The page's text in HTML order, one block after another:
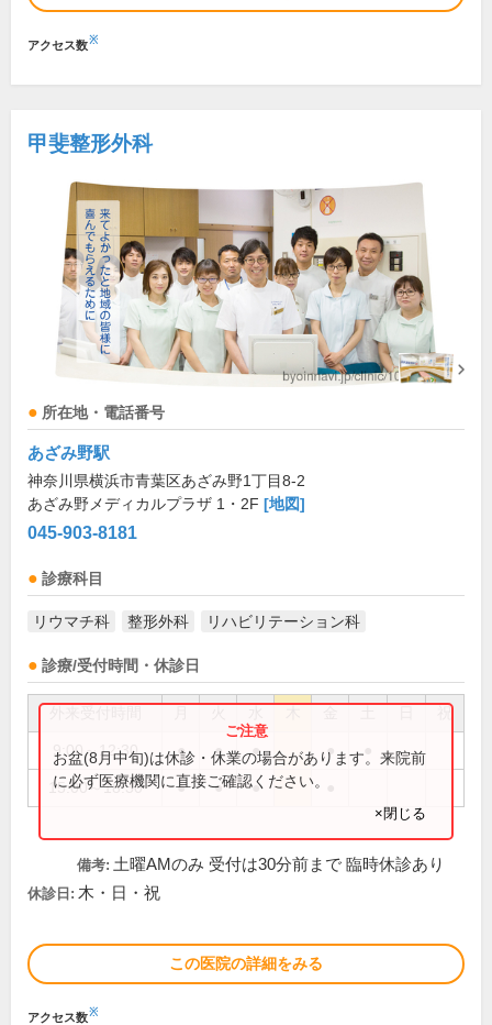
アクセス数※
甲斐整形外科
所在地・電話番号
あざみ野駅
神奈川県横浜市青葉区あざみ野1丁目8-2
あざみ野メディカルプラザ 1・2F [地図]
045-903-8181
診療科目
リウマチ科 整形外科 リハビリテーション科
診療/受付時間・休診日
祝
9:00～12:30 ● ● ● ●
15:00～18:30 ● ● ●
お盆(8月中旬)は休診・休業の場合があります。来院前
に必ず医療機関に直接ご確認ください。
×閉じる
備考: 土曜AMのみ 受付は30分前まで 臨時休診あり
休診日: 木・日・祝
この医院の詳細をみる
アクセス数※